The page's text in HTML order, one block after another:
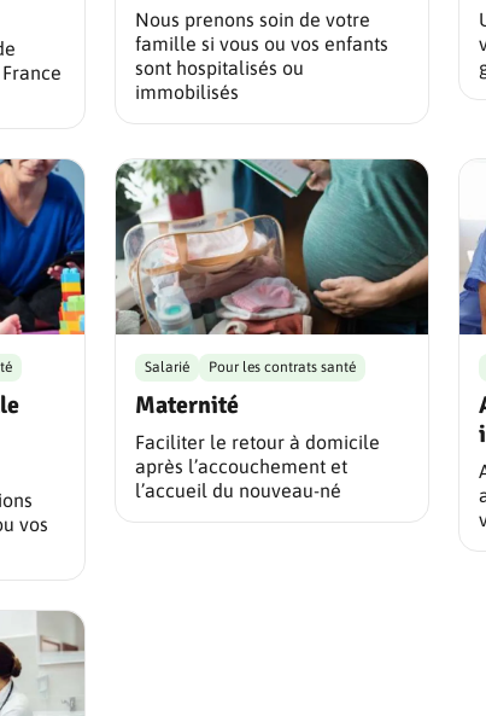
Nous prenons soin de votre
famille si vous ou vos enfants
sont hospitalisés ou
immobilisés
vos
Maternité
Salarié Pour les contrats santé
Faciliter le retour à domicile
après l’accouchement et
l’accueil du nouveau-né